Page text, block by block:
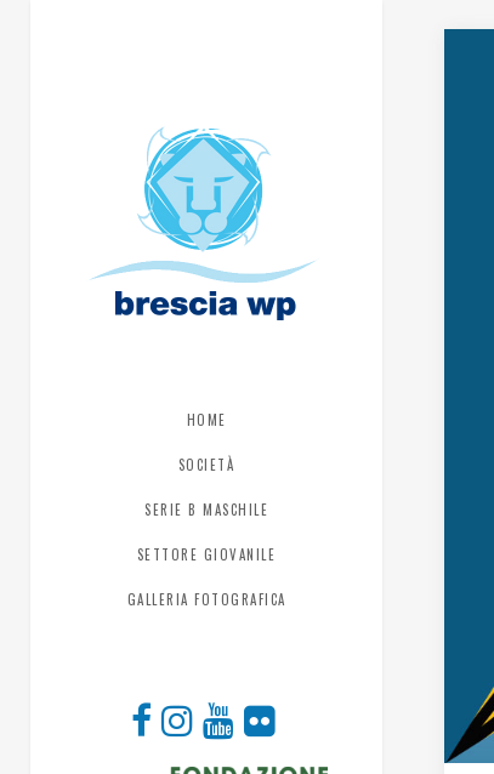
HOME
SOCIETÀ
SERIE B MASCHILE
SETTORE GIOVANILE
GALLERIA FOTOGRAFICA